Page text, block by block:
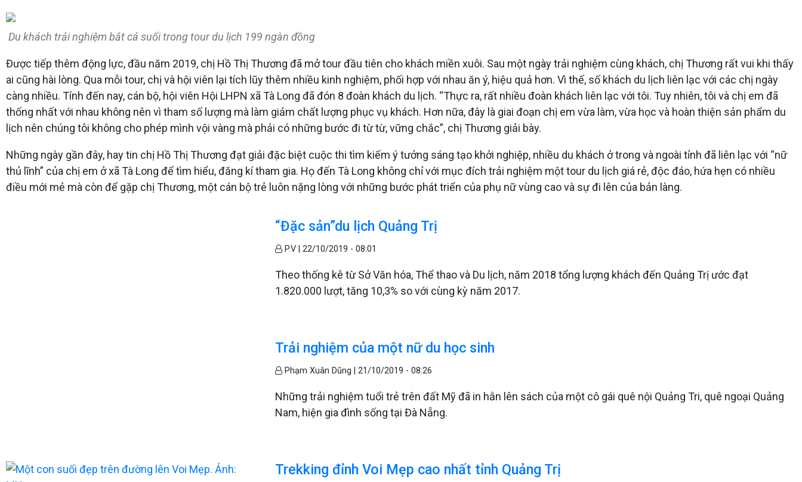
Du khách trải nghiệm bắt cá suối trong tour du lịch 199 ngàn đồng​
Được tiếp thêm động lực, đầu năm 2019, chị Hồ Thị Thương đã mở tour đầu tiên cho khách miền xuôi. Sau một ngày trải nghiệm cùng khách, chị Thương rất vui khi thấy
ai cũng hài lòng. Qua mỗi tour, chị và hội viên lại tích lũy thêm nhiều kinh nghiệm, phối hợp với nhau ăn ý, hiệu quả hơn. Vì thế, số khách du lịch liên lạc với các chị ngày
càng nhiều. Tính đến nay, cán bộ, hội viên Hội LHPN xã Tà Long đã đón 8 đoàn khách du lịch. “Thực ra, rất nhiều đoàn khách liên lạc với tôi. Tuy nhiên, tôi và chị em đã
thống nhất với nhau không nên vì tham số lượng mà làm giảm chất lượng phục vụ khách. Hơn nữa, đây là giai đoạn chị em vừa làm, vừa học và hoàn thiện sản phẩm du
lịch nên chúng tôi không cho phép mình vội vàng mà phải có những bước đi từ từ, vững chắc”, chị Thương giải bày.
Những ngày gần đây, hay tin chị Hồ Thị Thương đạt giải đặc biệt cuộc thi tìm kiếm ý tưởng sáng tạo khởi nghiệp, nhiều du khách ở trong và ngoài tỉnh đã liên lạc với “nữ
thủ lĩnh” của chị em ở xã Tà Long để tìm hiểu, đăng kí tham gia. Họ đến Tà Long không chỉ với mục đích trải nghiệm một tour du lịch giá rẻ, độc đáo, hứa hẹn có nhiều
điều mới mẻ mà còn để gặp chị Thương, một cán bộ trẻ luôn nặng lòng với những bước phát triển của phụ nữ vùng cao và sự đi lên của bản làng.
“Đặc sản”du lịch Quảng Trị
P.V |22/10/2019 - 08:01
Theo thống kê từ Sở Văn hóa, Thể thao và Du lịch, năm 2018 tổng lượng khách đến Quảng Trị ước đạt
1.820.000 lượt, tăng 10,3% so với cùng kỳ năm 2017.
Trải nghiệm của một nữ du học sinh
Phạm Xuân Dũng |21/10/2019 - 08:26
Những trải nghiệm tuổi trẻ trên đất Mỹ đã in hằn lên sách của một cô gái quê nội Quảng Tri, quê ngoại Quảng
Nam, hiện gia đình sống tại Đà Nẵng.
Trekking đỉnh Voi Mẹp cao nhất tỉnh Quảng Trị